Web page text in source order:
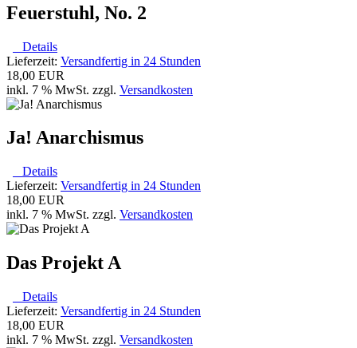
Feuerstuhl, No. 2
Details
Lieferzeit: Versandfertig in 24 Stunden
18,00 EUR
inkl. 7 % MwSt. zzgl. Versandkosten
Ja! Anarchismus
Details
Lieferzeit: Versandfertig in 24 Stunden
18,00 EUR
inkl. 7 % MwSt. zzgl. Versandkosten
Das Projekt A
Details
Lieferzeit: Versandfertig in 24 Stunden
18,00 EUR
inkl. 7 % MwSt. zzgl. Versandkosten